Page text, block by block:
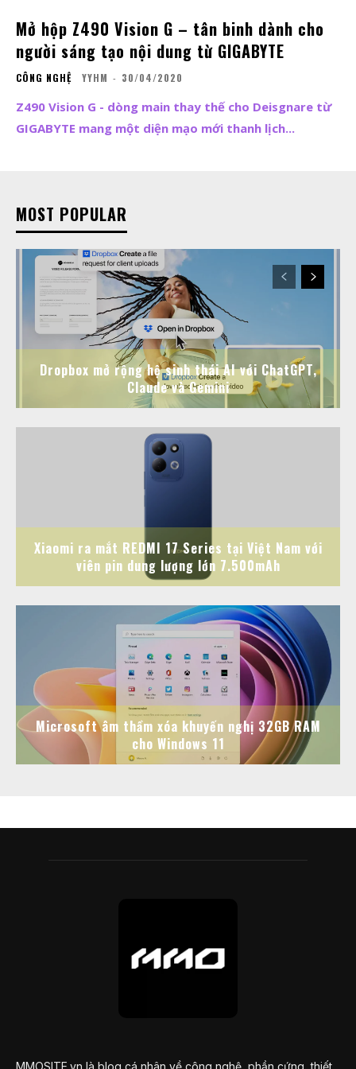
Mở hộp Z490 Vision G – tân binh dành cho
người sáng tạo nội dung từ GIGABYTE
CÔNG NGHỆ YYHM - 30/04/2020
Z490 Vision G - dòng main thay thế cho Deisgnare từ
GIGABYTE mang một diện mạo mới thanh lịch...
MOST POPULAR
Dropbox mở rộng hệ sinh thái AI với ChatGPT,
Claude và Gemini
Xiaomi ra mắt REDMI 17 Series tại Việt Nam với
viên pin dung lượng lớn 7.500mAh
Microsoft âm thầm xóa khuyến nghị 32GB RAM
cho Windows 11
MMOSITE.vn là blog cá nhân về công nghệ, phần cứng, thiết